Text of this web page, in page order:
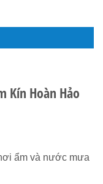
Kín Hoàn Hảo
ẩm và nước mưa